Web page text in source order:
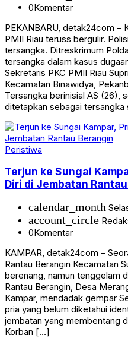
0Komentar
PEKANBARU, detak24com –
PMII Riau teruss bergulir.
tersangka. Ditreskrimum
tersangka dalam kasus
Sekretaris PKC PMII Riau
Kecamatan Binawidya,
Tersangka berinisial AS (26),
ditetapkan sebagai
Peristiwa
Terjun ke Sungai
Diri di Jembatan
calendar_month
account_circle
0Komentar
KAMPAR, detak24com –
Rantau Berangin Kecamatan
berenang, namun tenggelam
Rantau Berangin, Desa
Kampar, mendadak gempar
pria yang belum diketahui
jembatan yang membentang
Korban […]